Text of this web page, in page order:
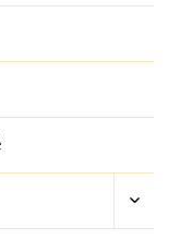
LE
MENU